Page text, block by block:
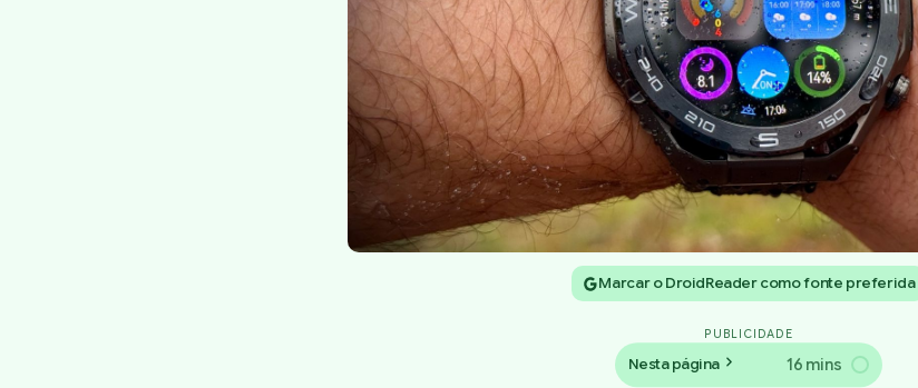
Marcar o DroidReader como fonte preferida
PUBLICIDADE
Nesta página 16 mins